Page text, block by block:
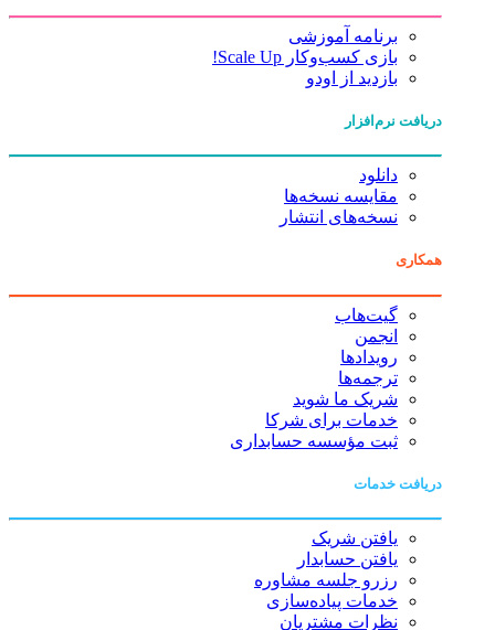
برنامه آموزشی
بازی کسب‌وکار Scale Up!
بازدید از اودو
دریافت نرم‌افزار
دانلود
مقایسه نسخه‌ها
نسخه‌های انتشار
همکاری
گیت‌هاب
انجمن
رویدادها
ترجمه‌ها
شریک ما شوید
خدمات برای شرکا
ثبت مؤسسه حسابداری
دریافت خدمات
یافتن شریک
یافتن حسابدار
رزرو جلسه مشاوره
خدمات پیاده‌سازی
نظرات مشتریان